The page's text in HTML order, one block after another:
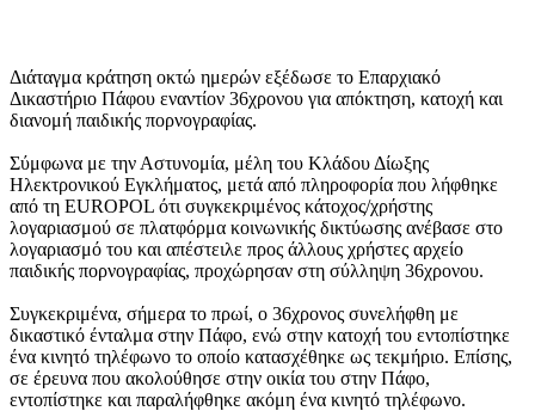
Διάταγμα κράτηση οκτώ ημερών εξέδωσε το Επαρχιακό
Δικαστήριο Πάφου εναντίον 36χρονου για απόκτηση, κατοχή και
διανομή παιδικής πορνογραφίας.
Σύμφωνα με την Αστυνομία, μέλη του Κλάδου Δίωξης
Ηλεκτρονικού Εγκλήματος, μετά από πληροφορία που λήφθηκε
από τη EUROPOL ότι συγκεκριμένος κάτοχος/χρήστης
λογαριασμού σε πλατφόρμα κοινωνικής δικτύωσης ανέβασε στο
λογαριασμό του και απέστειλε προς άλλους χρήστες αρχείο
παιδικής πορνογραφίας, προχώρησαν στη σύλληψη 36χρονου.
Συγκεκριμένα, σήμερα το πρωί, ο 36χρονος συνελήφθη με
δικαστικό ένταλμα στην Πάφο, ενώ στην κατοχή του εντοπίστηκε
ένα κινητό τηλέφωνο το οποίο κατασχέθηκε ως τεκμήριο. Επίσης,
σε έρευνα που ακολούθησε στην οικία του στην Πάφο,
εντοπίστηκε και παραλήφθηκε ακόμη ένα κινητό τηλέφωνο.